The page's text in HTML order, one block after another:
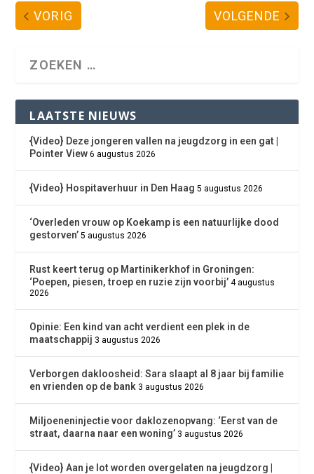
VORIG VOLGENDE
LAATSTE NIEUWS
{Video} Deze jongeren vallen na jeugdzorg in een gat |
Pointer View 6 augustus 2026
{Video} Hospitaverhuur in Den Haag 5 augustus 2026
‘Overleden vrouw op Koekamp is een natuurlijke dood
gestorven’ 5 augustus 2026
Rust keert terug op Martinikerkhof in Groningen:
‘Poepen, piesen, troep en ruzie zijn voorbij’ 4 augustus
2026
Opinie: Een kind van acht verdient een plek in de
maatschappij 3 augustus 2026
Verborgen dakloosheid: Sara slaapt al 8 jaar bij familie
en vrienden op de bank 3 augustus 2026
Miljoeneninjectie voor daklozenopvang: ‘Eerst van de
straat, daarna naar een woning’ 3 augustus 2026
{Video} Aan je lot worden overgelaten na jeugdzorg |